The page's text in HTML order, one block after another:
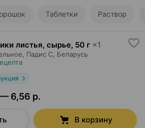
Таблетки Раствор
листья, сырье, 50 г ×1
Падис С , Беларусь
6,56 р.
В корзину